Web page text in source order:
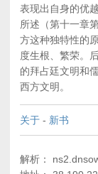
表现出自身的优
所述（第十一章
方这种独特性的
度生根、繁荣。
的拜占廷文明和
西方文明。
关于 - 新书
解析：